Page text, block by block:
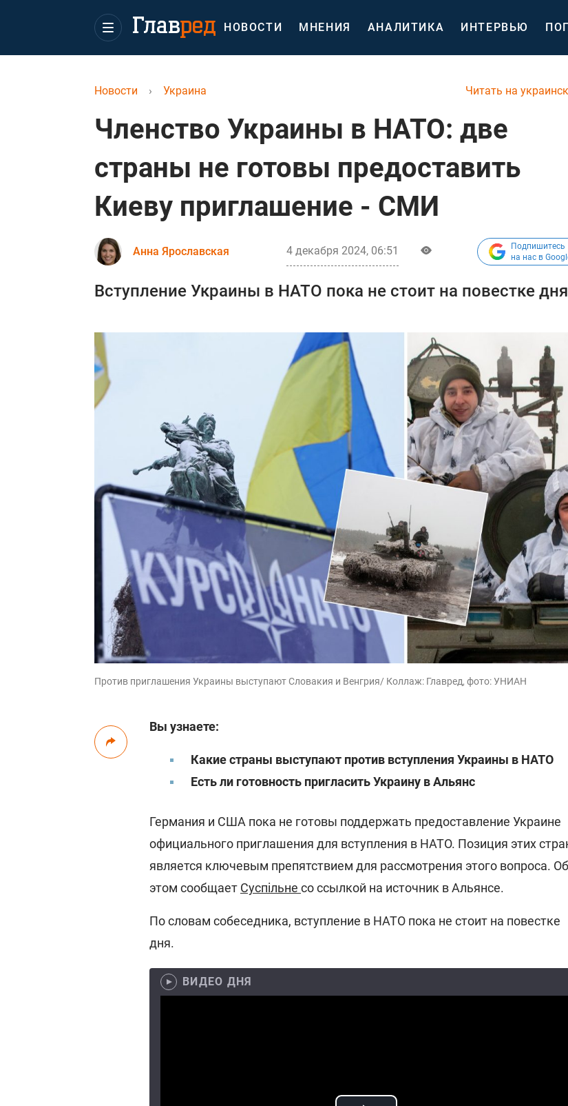
НОВОСТИ МНЕНИЯ АНАЛИТИКА ИНТЕРВЬЮ
Читать на
Новости › Украина
Членство Украины в НАТО: две
страны не готовы предоставить
Киеву приглашение - СМИ
Анна Ярославская 4 декабря 2024, 06:51
Подпишитесь
на нас в
Вступление Украины в НАТО пока не стоит на повестке
Против приглашения Украины выступают Словакия и Венгрия/ Коллаж: Главред, фото: УНИАН
Вы узнаете:
Какие страны выступают против вступления Украины в НАТО
Есть ли готовность пригласить Украину в Альянс
Германия и США пока не готовы поддержать предоставление Украине
официального приглашения для вступления в НАТО. Позиция этих
является ключевым препятствием для рассмотрения этого вопроса. Об
этом сообщает Суспільне со ссылкой на источник в Альянсе.
По словам собеседника, вступление в НАТО пока не стоит на повестке
дня.
ВИДЕО ДНЯ